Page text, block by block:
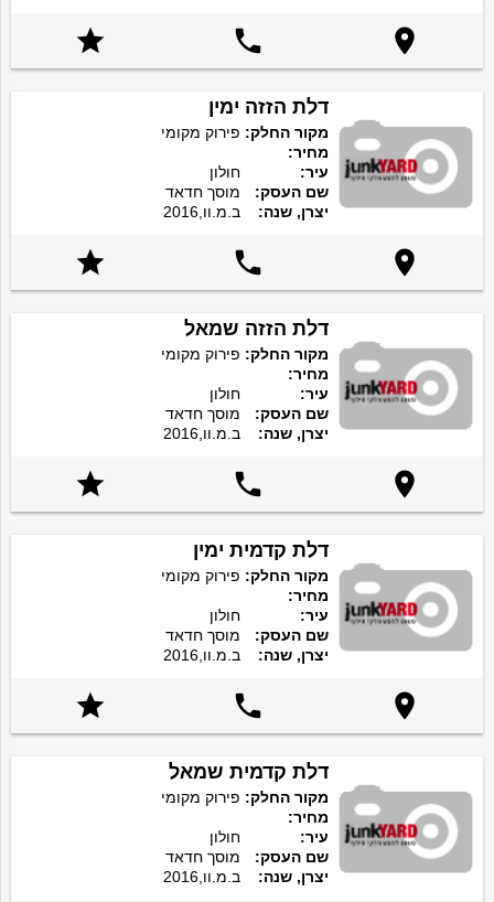



דלת הזזה ימין
מקור החלק: פירוק מקומי
מחיר:
עיר:
חולון
שם העסק:
מוסך חדאד
יצרן, שנה:
ב.מ.וו,2016



דלת הזזה שמאל
מקור החלק: פירוק מקומי
מחיר:
עיר:
חולון
שם העסק:
מוסך חדאד
יצרן, שנה:
ב.מ.וו,2016



דלת קדמית ימין
מקור החלק: פירוק מקומי
מחיר:
עיר:
חולון
שם העסק:
מוסך חדאד
יצרן, שנה:
ב.מ.וו,2016



דלת קדמית שמאל
מקור החלק: פירוק מקומי
מחיר:
עיר:
חולון
שם העסק:
מוסך חדאד
יצרן, שנה:
ב.מ.וו,2016